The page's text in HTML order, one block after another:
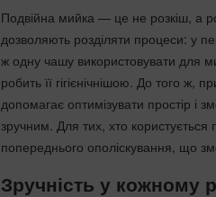
Подвійна мийка — це не розкіш, а
дозволяють розділяти процеси: у
ж одну чашу використовувати для
робить її гігієнічнішою. До того ж,
допомагає оптимізувати простір і
зручним. Для тих, хто
попереднього ополіскування, що
Зручність у кожному